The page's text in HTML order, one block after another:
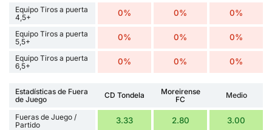
Equipo Tiros a puerta
4,5+
0% 0% 0%
Equipo Tiros a puerta
5,5+
0% 0% 0%
Equipo Tiros a puerta
6,5+
0% 0% 0%
Estadísticas de Fuera
de Juego
CD Tondela
Moreirense
FC
Medio
Fueras de Juego /
Partido
3.33 2.80 3.00